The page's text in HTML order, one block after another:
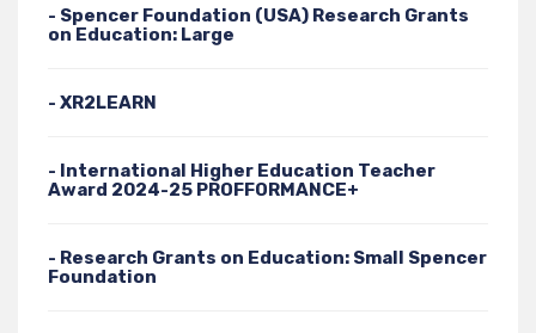
- Spencer Foundation (USA) Research Grants
on Education: Large
- XR2LEARN
- International Higher Education Teacher
Award 2024-25 PROFFORMANCE+
- Research Grants on Education: Small Spencer
Foundation